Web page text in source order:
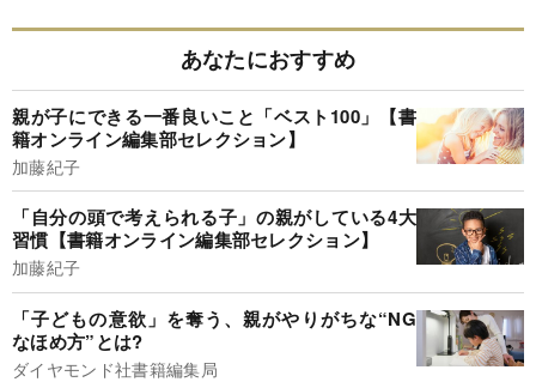
あなたにおすすめ
親が子にできる一番良いこと「ベスト100」【書
籍オンライン編集部セレクション】
加藤紀子
「自分の頭で考えられる子」の親がしている4大
習慣【書籍オンライン編集部セレクション】
加藤紀子
「子どもの意欲」を奪う、親がやりがちな“NG
なほめ方”とは?
ダイヤモンド社書籍編集局